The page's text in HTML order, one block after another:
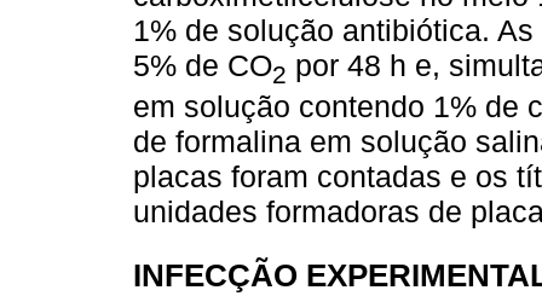
1% de solução antibiótica.
5% de CO2 por 48 h e,
em solução contendo 1% de
de formalina em solução
placas foram contadas e os
unidades formadoras de
INFECÇÃO